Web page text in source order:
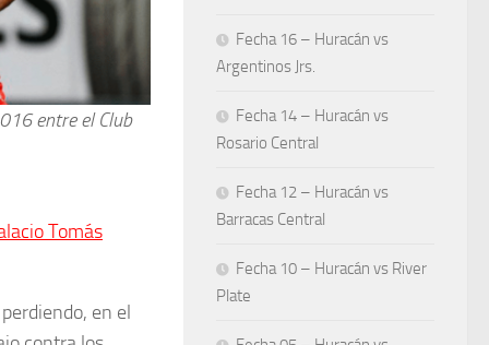
entre elClub
Tomás
en el
Fecha 16 – Huracán vs
Argentinos Jrs.
Fecha 14 – Huracán vs
Rosario Central
Fecha 12 – Huracán vs
Barracas Central
Fecha 10 – Huracán vs River
Plate